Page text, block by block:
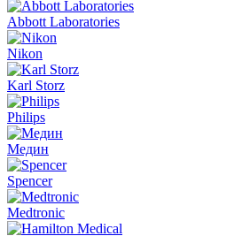
Abbott Laboratories
Nikon
Karl Storz
Philips
Медин
Spencer
Medtronic